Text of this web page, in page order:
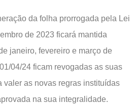
da folha prorrogada pela Lei
de 2023 ficará mantida
janeiro, fevereiro e março de
04/24 ficam revogadas as suas
valer as novas regras instituídas
na sua integralidade.